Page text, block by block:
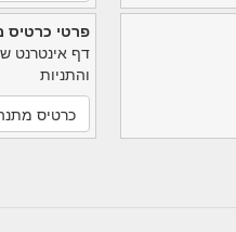
פרטי כרטיס
דף אינטרנט
והתניות
כרטיס